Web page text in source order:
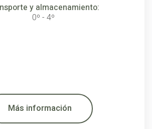
y almacenamiento:
0º - 4º
Más información